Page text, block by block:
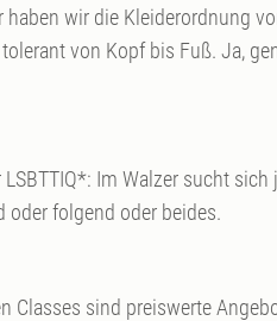
wir die Kleiderordnung
von Kopf bis Fuß. Ja,
Im Walzer sucht sich
oder folgend oder beides.
Classes sind preiswerte